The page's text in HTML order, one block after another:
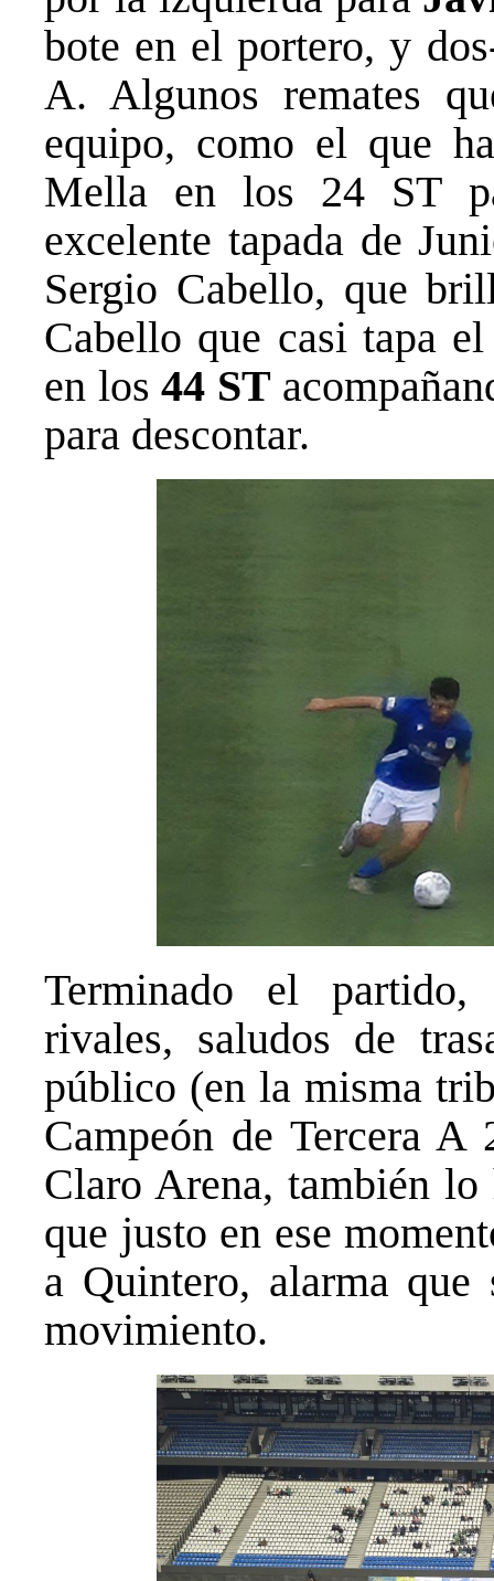
bote en el portero, y
A. Algunos remates
equipo, como el que
Mella en los 24 ST
excelente tapada de
Sergio Cabello, que
Cabello que casi tapa
en los 44 ST
para descontar.
Terminado el partido,
rivales, saludos de
público (en la misma
Campeón de Tercera
Claro Arena, también
que justo en ese
a Quintero, alarma que
movimiento.